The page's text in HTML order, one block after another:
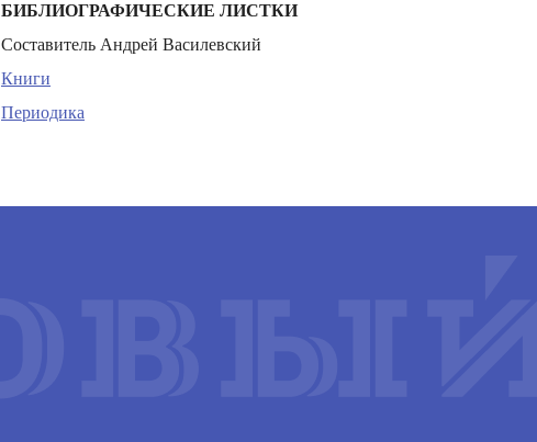
БИБЛИОГРАФИЧЕСКИЕ ЛИСТКИ
Составитель Андрей Василевский
Книги
Периодика